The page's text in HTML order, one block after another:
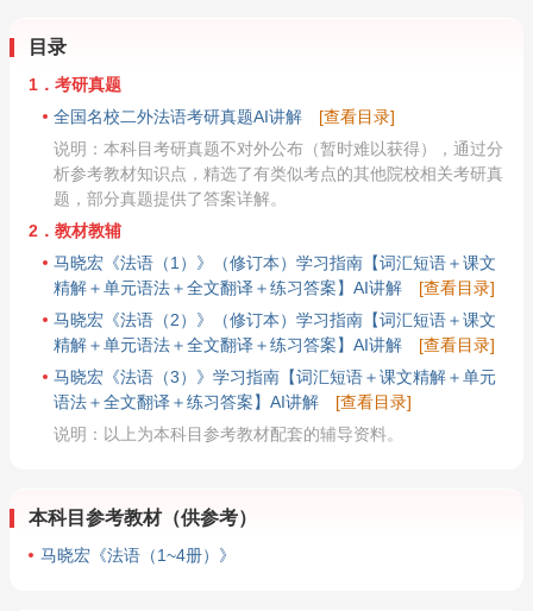
目录
1．考研真题
全国名校二外法语考研真题AI讲解
[查看目录]
说明：本科目考研真题不对外公布（暂时难以获得），通过分
析参考教材知识点，精选了有类似考点的其他院校相关考研真
题，部分真题提供了答案详解。
2．教材教辅
马晓宏《法语（1）》（修订本）学习指南【词汇短语＋课文
精解＋单元语法＋全文翻译＋练习答案】AI讲解
[查看目录]
马晓宏《法语（2）》（修订本）学习指南【词汇短语＋课文
精解＋单元语法＋全文翻译＋练习答案】AI讲解
[查看目录]
马晓宏《法语（3）》学习指南【词汇短语＋课文精解＋单元
语法＋全文翻译＋练习答案】AI讲解
[查看目录]
说明：以上为本科目参考教材配套的辅导资料。
本科目参考教材（供参考）
马晓宏《法语（1~4册）》